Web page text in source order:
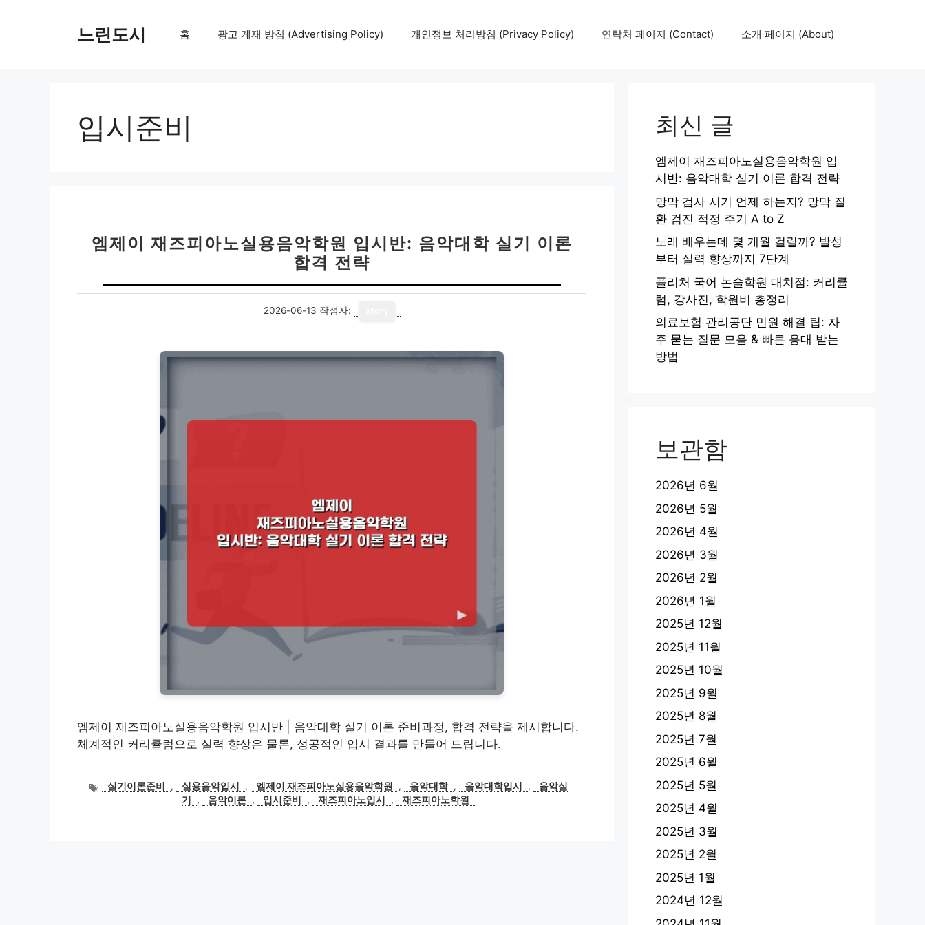
느린도시 홈 광고 게재 방침 (Advertising Policy) 개인정보 처리방침 (Privacy Policy) 연락처 페이지 (Contact) 소개 페이지 (About)
입시준비
엠제이 재즈피아노실용음악학원 입시반: 음악대학 실기 이론
합격 전략
2026-06-13 작성자:
엠제이 재즈피아노실용음악학원 입시반 | 음악대학 실기 이론 준비과정, 합격 전략을 제시합니다.
체계적인 커리큘럼으로 실력 향상은 물론, 성공적인 입시 결과를 만들어 드립니다.
태실기이론준비 , 실용음악입시 , 엠제이 재즈피아노실용음악학원 , 음악대학 , 음악대학입시 ,
음악실
기
, 음악이론 , 입시준비 , 재즈피아노입시 , 재즈피아노학원
최신 글
엠제이 재즈피아노실용음악학원 입
시반: 음악대학 실기 이론 합격 전략
망막 검사 시기 언제 하는지? 망막 질
환 검진 적정 주기 A to Z
노래 배우는데 몇 개월 걸릴까? 발성
부터 실력 향상까지 7단계
퓰리처 국어 논술학원 대치점: 커리큘
럼, 강사진, 학원비 총정리
의료보험 관리공단 민원 해결 팁: 자
주 묻는 질문 모음 & 빠른 응대 받는
방법
보관함
2026년 6월
2026년 5월
2026년 4월
2026년 3월
2026년 2월
2026년 1월
2025년 12월
2025년 11월
2025년 10월
2025년 9월
2025년 8월
2025년 7월
2025년 6월
2025년 5월
2025년 4월
2025년 3월
2025년 2월
2025년 1월
2024년 12월